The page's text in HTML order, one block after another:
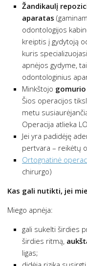
Žandikaulį
aparatas
odontologijos
kreiptis į gydytoją
kuris
apnėjos gydyme,
odontologinius
Minkštojo
Šios operacijos
metu
Operacija atlieka
Jei yra padidėję
pertvara – reikėtų
Ortognatinė
chirurgo)
Kas gali nutikti, jei
Miego apnėja:
gali sukelti širdies
širdies ritmą,
ligas;